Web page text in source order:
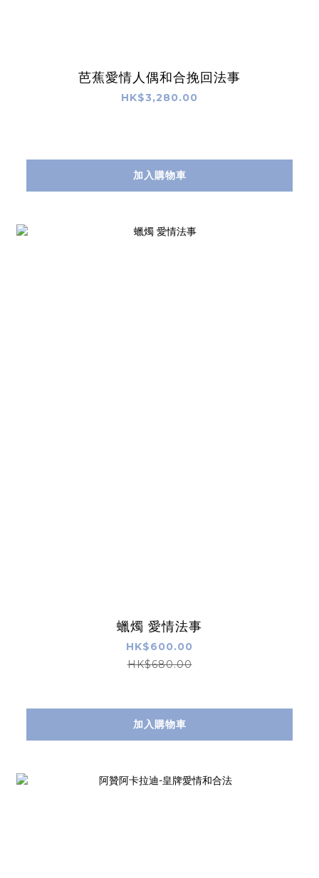
芭蕉愛情人偶和合挽回法事
HK$3,280.00
加入購物車
蠟燭 愛情法事
HK$600.00
HK$680.00
加入購物車